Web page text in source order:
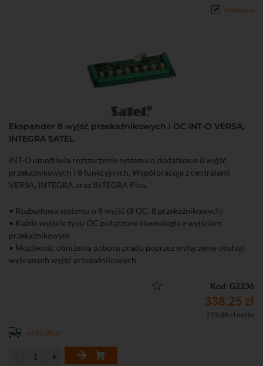
Dostępny
Ekspander 8 wyjść przekaźnikowych i OC INT-O VERSA,
INTEGRA SATEL
INT-O umożliwia rozszerzenie systemu o dodatkowe 8 wyjść
przekaźnikowych i 8 funkcyjnych. Współpracuje z centralami
VERSA, INTEGRA oraz INTEGRA Plus.
• Rozbudowa systemu o 8 wyjść (8 OC, 8 przekaźnikowych)
• Każde wyjście typu OC połączone równolegle z wyjściem
przekaźnikowym
• Możliwość obniżenia poboru prądu poprzez wyłączenie obsługi
wybranych wyjść przekaźnikowych
Kod: G2236
338,25 zł
275,00 zł netto
od 11,00 zł